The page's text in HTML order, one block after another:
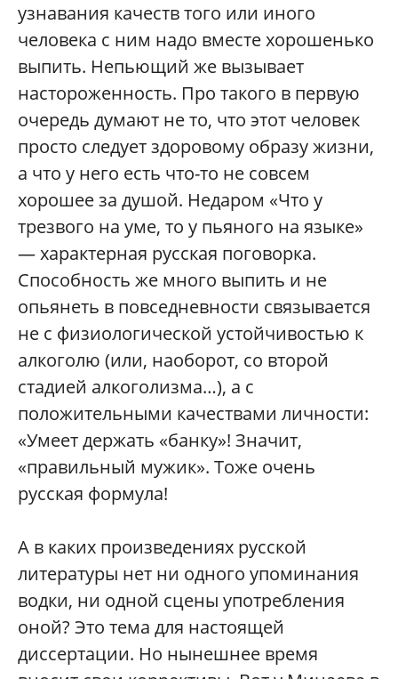
узнавания качеств того или иного
человека с ним надо вместе хорошенько
выпить. Непьющий же вызывает
настороженность. Про такого в первую
очередь думают не то, что этот человек
просто следует здоровому образу жизни,
а что у него есть что-то не совсем
хорошее за душой. Недаром «Что у
трезвого на уме, то у пьяного на языке»
— характерная русская поговорка.
Способность же много выпить и не
опьянеть в повседневности связывается
не с физиологической устойчивостью к
алкоголю (или, наоборот, со второй
стадией алкоголизма…), а с
положительными качествами личности:
«Умеет держать «банку»! Значит,
«правильный мужик». Тоже очень
русская формула!
А в каких произведениях русской
литературы нет ни одного упоминания
водки, ни одной сцены употребления
оной? Это тема для настоящей
диссертации. Но нынешнее время